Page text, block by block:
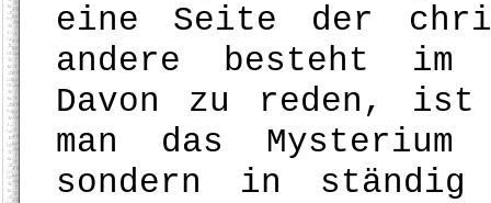
eine Seite der
andere besteht im
Davon zu reden,
man das
sondern in ständig